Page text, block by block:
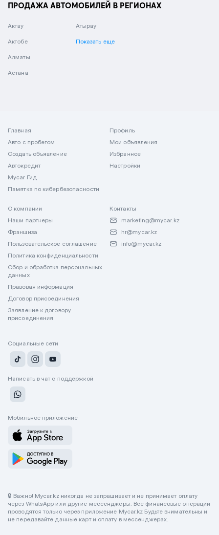
ПРОДАЖА АВТОМОБИЛЕЙ В РЕГИОНАХ
Актау
Актобе
Алматы
Астана
Атырау
Показать еще
Главная
Авто с пробегом
Создать объявление
Автокредит
Mycar Гид
Памятка по кибербезопасности
Профиль
Мои объявления
Избранное
Настройки
О компании
Наши партнеры
Франшиза
Пользовательское соглашение
Политика конфиденциальности
Сбор и обработка персональных
данных
Правовая информация
Договор присоединения
Заявление к договору
присоединения
Контакты
marketing@mycar.kz
hr@mycar.kz
info@mycar.kz
Социальные сети
Написать в чат с поддержкой
Мобильное приложение
🔒 Важно! Mycar.kz никогда не запрашивает и не принимает оплату
через WhatsApp или другие мессенджеры. Все финансовые операции
проводятся только через приложение Mycar.kz Будьте внимательны и
не передавайте данные карт и оплату в мессенджерах.